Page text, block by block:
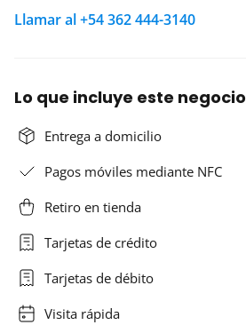
Llamar al +54 362 444-3140
Lo que incluye este negocio
Entrega a domicilio
Pagos móviles mediante NFC
Retiro en tienda
Tarjetas de crédito
Tarjetas de débito
Visita rápida